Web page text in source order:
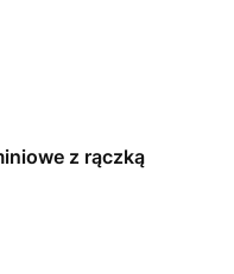
z rączką